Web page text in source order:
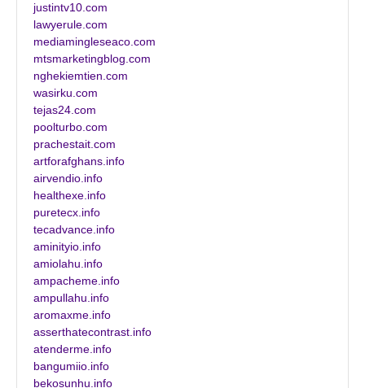
justintv10.com
lawyerule.com
mediamingleseaco.com
mtsmarketingblog.com
nghekiemtien.com
wasirku.com
tejas24.com
poolturbo.com
prachestait.com
artforafghans.info
airvendio.info
healthexe.info
puretecx.info
tecadvance.info
aminityio.info
amiolahu.info
ampacheme.info
ampullahu.info
aromaxme.info
asserthatecontrast.info
atenderme.info
bangumiio.info
bekosunhu.info